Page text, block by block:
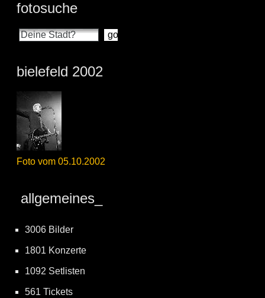
fotosuche
bielefeld 2002
Foto vom 05.10.2002
allgemeines_
3006 Bilder
1801 Konzerte
1092 Setlisten
561 Tickets